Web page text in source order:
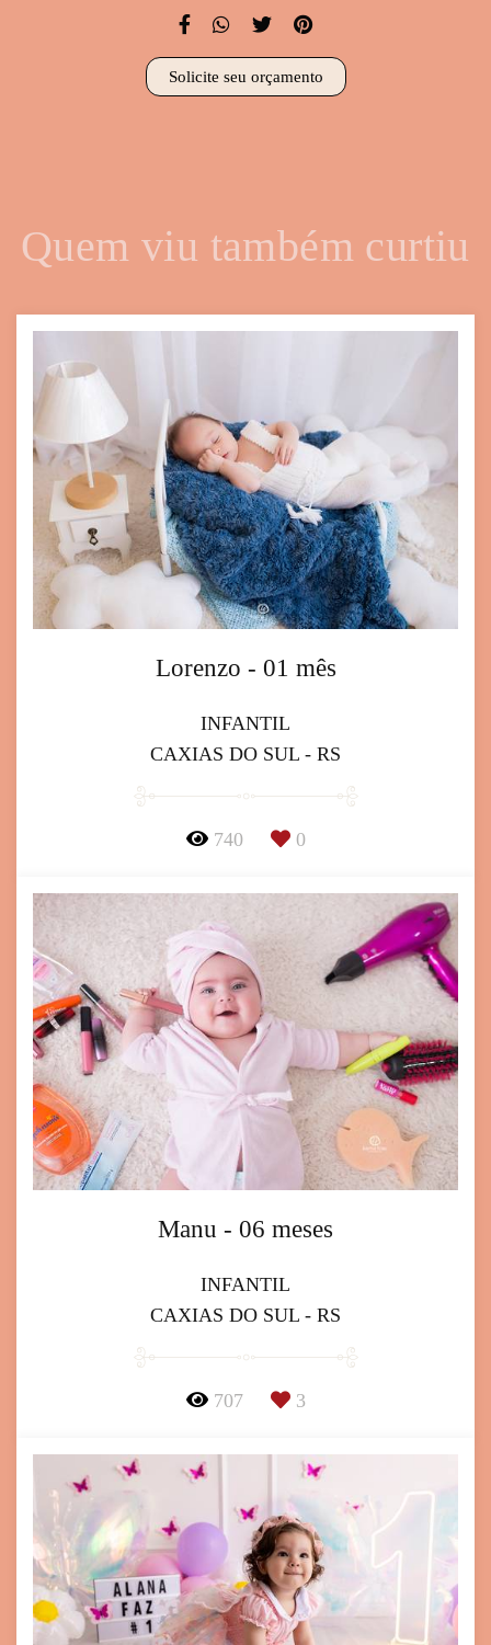
Solicite seu orçamento
Quem viu também curtiu
Lorenzo - 01 mês
INFANTIL
CAXIAS DO SUL - RS
740 0
Manu - 06 meses
INFANTIL
CAXIAS DO SUL - RS
707 3